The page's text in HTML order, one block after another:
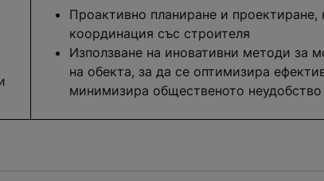
Проактивно планиране и проектиране,
координация със строителя
Използване на иновативни методи за
на обекта, за да се оптимизира
минимизира общественото неудобство